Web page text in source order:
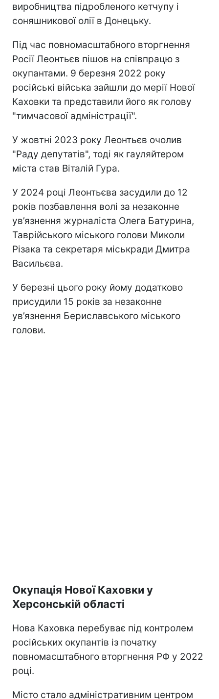
виробництва підробленого кетчупу і
соняшникової олії в Донецьку.
Під час повномасштабного вторгнення
Росії Леонтьєв пішов на співпрацю з
окупантами. 9 березня 2022 року
російські війська зайшли до мерії Нової
Каховки та представили його як голову
"тимчасової адміністрації".
У жовтні 2023 року Леонтьєв очолив
"Раду депутатів", тоді як гауляйтером
міста став Віталій Гура.
У 2024 році Леонтьєва засудили до 12
років позбавлення волі за незаконне
ув’язнення журналіста Олега Батурина,
Таврійського міського голови Миколи
Різака та секретаря міськради Дмитра
Васильєва.
У березні цього року йому додатково
присудили 15 років за незаконне
ув’язнення Бериславського міського
голови.
Окупація Нової Каховки у
Херсонській області
Нова Каховка перебуває під контролем
російських окупантів із початку
повномасштабного вторгнення РФ у 2022
році.
Місто стало адміністративним центром